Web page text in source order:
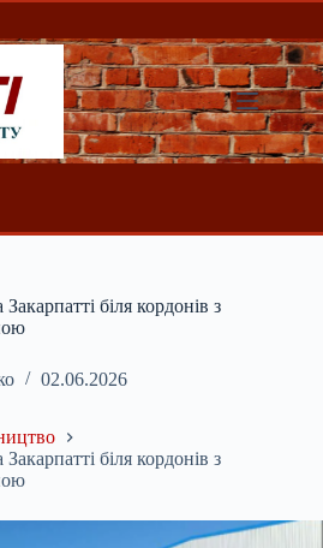
біля кордонів з
02.06.2026
біля кордонів з